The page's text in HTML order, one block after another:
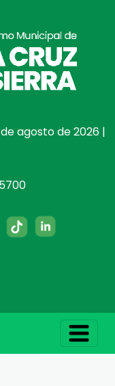
agosto de 2026 |